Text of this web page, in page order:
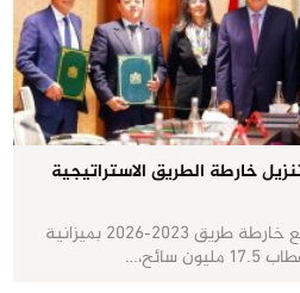
خارطة الطريق الاستراتيجية
المشهد TV – هيئة التحرير● وضع خارطة طريق 2023-2026 بميزانية